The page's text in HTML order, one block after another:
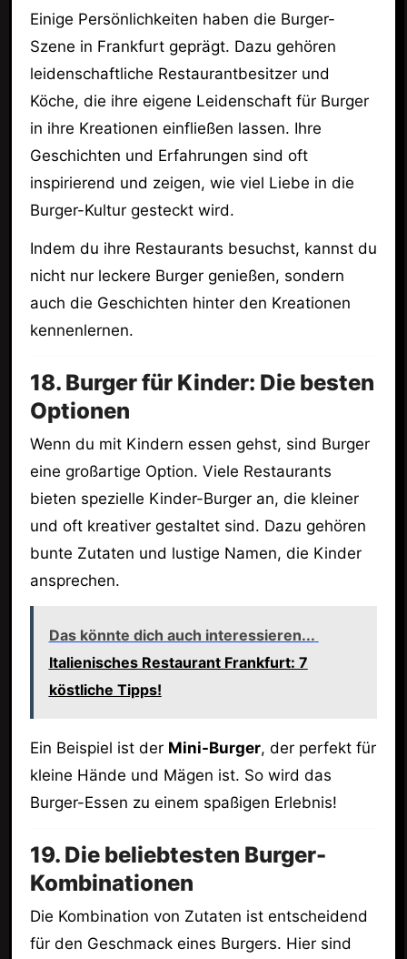
Einige Persönlichkeiten haben die Burger-
Szene in Frankfurt geprägt. Dazu gehören
leidenschaftliche Restaurantbesitzer und
Köche, die ihre eigene Leidenschaft für Burger
in ihre Kreationen einfließen lassen. Ihre
Geschichten und Erfahrungen sind oft
inspirierend und zeigen, wie viel Liebe in die
Burger-Kultur gesteckt wird.
Indem du ihre Restaurants besuchst, kannst du
nicht nur leckere Burger genießen, sondern
auch die Geschichten hinter den Kreationen
kennenlernen.
18. Burger für Kinder: Die besten
Optionen
Wenn du mit Kindern essen gehst, sind Burger
eine großartige Option. Viele Restaurants
bieten spezielle Kinder-Burger an, die kleiner
und oft kreativer gestaltet sind. Dazu gehören
bunte Zutaten und lustige Namen, die Kinder
ansprechen.
Das könnte dich auch interessieren...
Italienisches Restaurant Frankfurt: 7
köstliche Tipps!
Ein Beispiel ist der Mini-Burger, der perfekt für
kleine Hände und Mägen ist. So wird das
Burger-Essen zu einem spaßigen Erlebnis!
19. Die beliebtesten Burger-
Kombinationen
Die Kombination von Zutaten ist entscheidend
für den Geschmack eines Burgers. Hier sind